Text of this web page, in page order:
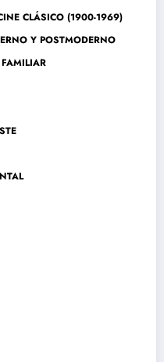
CLÁSICO (1900-1969)
Y POSTMODERNO